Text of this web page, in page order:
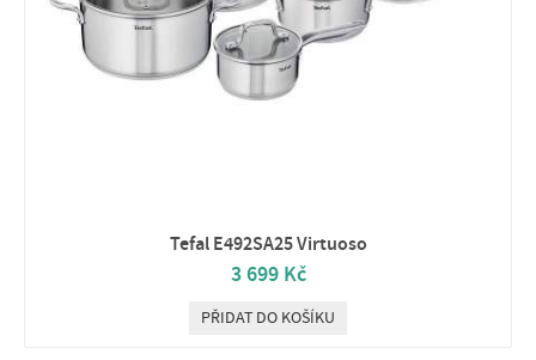
Tefal E492SA25 Virtuoso
3 699 Kč
PŘIDAT DO KOŠÍKU